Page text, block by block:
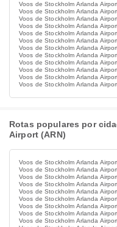
Voos de Stockholm Arlanda
Voos de Stockholm Arlanda
Voos de Stockholm Arlanda
Voos de Stockholm Arlanda
Voos de Stockholm Arlanda
Voos de Stockholm Arlanda
Voos de Stockholm Arlanda
Voos de Stockholm Arlanda
Voos de Stockholm Arlanda
Voos de Stockholm Arlanda
Voos de Stockholm Arlanda
Voos de Stockholm Arlanda
Rotas populares por
Airport (ARN)
Voos de Stockholm Arlanda
Voos de Stockholm Arlanda
Voos de Stockholm Arlanda
Voos de Stockholm Arlanda
Voos de Stockholm Arlanda
Voos de Stockholm Arlanda
Voos de Stockholm Arlanda
Voos de Stockholm Arlanda
Voos de Stockholm Arlanda